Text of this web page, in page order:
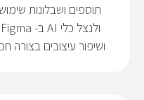
תוספים ושבלונות
ושיפור עיצובים